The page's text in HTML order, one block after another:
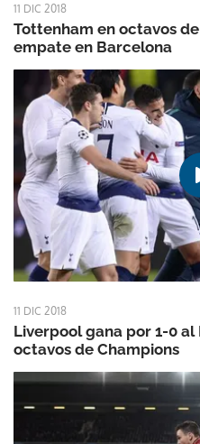
11 DIC 2018
Tottenham en octavos
empate en Barcelona
11 DIC 2018
Liverpool gana por 1-0
octavos de Champions